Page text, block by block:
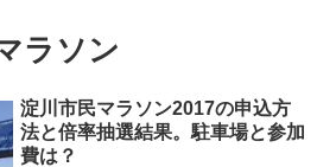
ラソン
淀川市民マラソン2017の申込方
法と倍率抽選結果。駐車場と参加
費は？